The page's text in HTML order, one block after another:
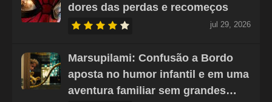
dores das perdas e recomeços
jul 29, 2026
Marsupilami: Confusão a Bordo
aposta no humor infantil e em uma
aventura familiar sem grandes…